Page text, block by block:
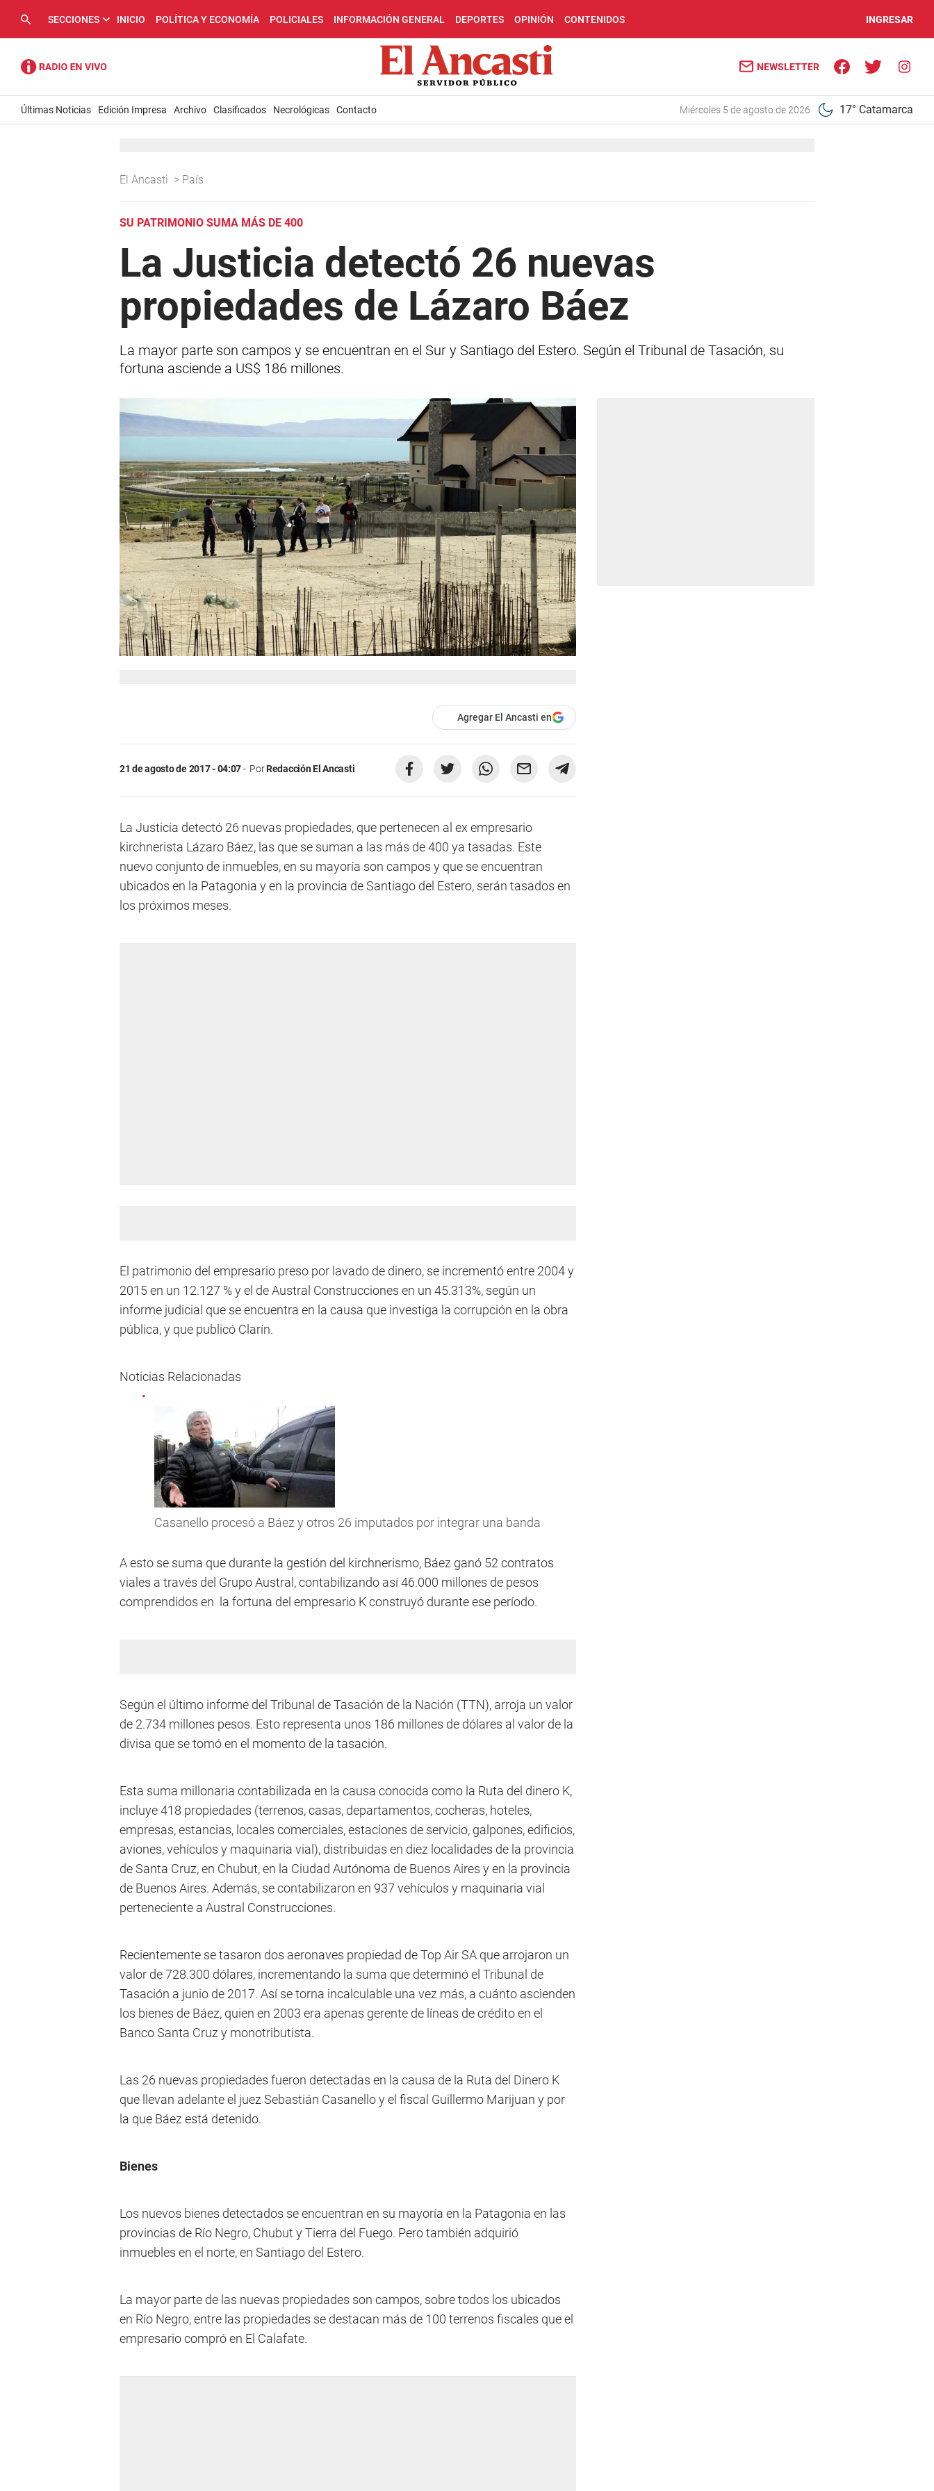
SECCIONES INICIO POLÍTICA Y ECONOMÍA POLICIALES INFORMACIÓN GENERAL DEPORTES OPINIÓN CONTENIDOS INGRESAR
NEWSLETTER
Últimas Noticias Edición Impresa Archivo Clasificados Necrológicas Contacto miércoles 5 de agosto de 2026 17° Catamarca
El Ancasti > País
SU PATRIMONIO SUMA MÁS DE 400
La Justicia detectó 26 nuevas
propiedades de Lázaro Báez
La mayor parte son campos y se encuentran en el Sur y Santiago del Estero. Según el Tribunal de Tasación, su
fortuna asciende a US$ 186 millones.
Agregar El Ancasti en
21 de agosto de 2017 - 04:07 PorRedacción El Ancasti
La Justicia detectó 26 nuevas propiedades, que pertenecen al ex empresario
kirchnerista Lázaro Báez, las que se suman a las más de 400 ya tasadas. Este
nuevo conjunto de inmuebles, en su mayoría son campos y que se encuentran
ubicados en la Patagonia y en la provincia de Santiago del Estero, serán tasados en
los próximos meses.
El patrimonio del empresario preso por lavado de dinero, se incrementó entre 2004 y
2015 en un 12.127 % y el de Austral Construcciones en un 45.313%, según un
informe judicial que se encuentra en la causa que investiga la corrupción en la obra
pública, y que publicó Clarín.
Noticias Relacionadas
Casanello procesó a Báez y otros 26 imputados por integrar una banda
A esto se suma que durante la gestión del kirchnerismo, Báez ganó 52 contratos
viales a través del Grupo Austral, contabilizando así 46.000 millones de pesos
comprendidos en la fortuna del empresario K construyó durante ese período.
Según el último informe del Tribunal de Tasación de la Nación (TTN), arroja un valor
de 2.734 millones pesos. Esto representa unos 186 millones de dólares al valor de la
divisa que se tomó en el momento de la tasación.
Esta suma millonaria contabilizada en la causa conocida como la Ruta del dinero K,
incluye 418 propiedades (terrenos, casas, departamentos, cocheras, hoteles,
empresas, estancias, locales comerciales, estaciones de servicio, galpones, edificios,
aviones, vehículos y maquinaria vial), distribuidas en diez localidades de la provincia
de Santa Cruz, en Chubut, en la Ciudad Autónoma de Buenos Aires y en la provincia
de Buenos Aires. Además, se contabilizaron en 937 vehículos y maquinaria vial
perteneciente a Austral Construcciones.
Recientemente se tasaron dos aeronaves propiedad de Top Air SA que arrojaron un
valor de 728.300 dólares, incrementando la suma que determinó el Tribunal de
Tasación a junio de 2017. Así se torna incalculable una vez más, a cuánto ascienden
los bienes de Báez, quien en 2003 era apenas gerente de líneas de crédito en el
Banco Santa Cruz y monotributista.
Las 26 nuevas propiedades fueron detectadas en la causa de la Ruta del Dinero K
que llevan adelante el juez Sebastián Casanello y el fiscal Guillermo Marijuan y por
la que Báez está detenido.
Bienes
Los nuevos bienes detectados se encuentran en su mayoría en la Patagonia en las
provincias de Río Negro, Chubut y Tierra del Fuego. Pero también adquirió
inmuebles en el norte, en Santiago del Estero.
La mayor parte de las nuevas propiedades son campos, sobre todos los ubicados
en Río Negro, entre las propiedades se destacan más de 100 terrenos fiscales que el
empresario compró en El Calafate.